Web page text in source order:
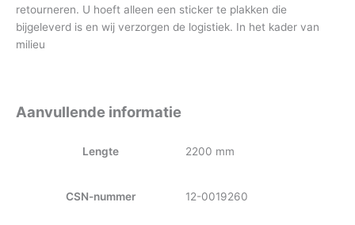
retourneren. U hoeft alleen een sticker te plakken die
bijgeleverd is en wij verzorgen de logistiek. In het kader van
milieu
Aanvullende informatie
Lengte 2200 mm
CSN-nummer 12-0019260